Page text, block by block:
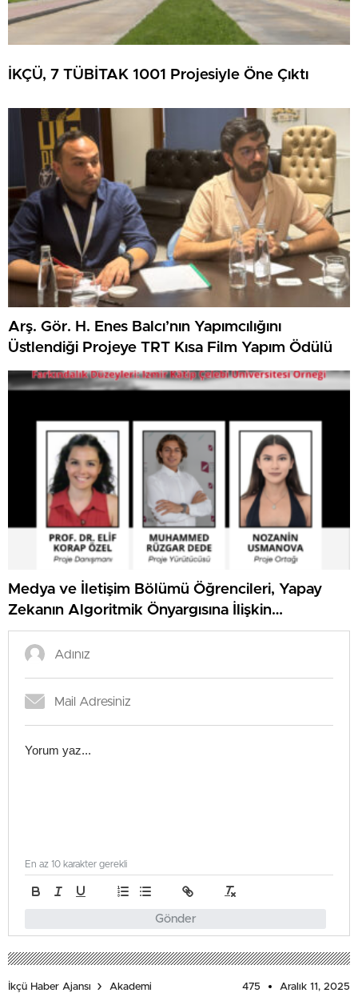
İKÇÜ, 7 TÜBİTAK 1001 Projesiyle Öne Çıktı
Arş. Gör. H. Enes Balcı’nın Yapımcılığını
Üstlendiği Projeye TRT Kısa Film Yapım Ödülü
Medya ve İletişim Bölümü Öğrencileri, Yapay
Zekanın Algoritmik Önyargısına İlişkin
Farkındalık Düzeylerini Araştıracak
Gönder
En az 10 karakter gerekli
İkçü Haber Ajansı Akademi 475 Aralık 11, 2025